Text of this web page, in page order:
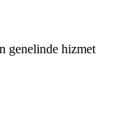
genelinde hizmet